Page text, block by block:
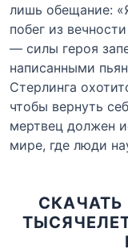
лишь обещание:
побег из
— силы героя
написанными
Стерлинга
чтобы вернуть
мертвец должен
мире, где люди
СКАЧАТЬ